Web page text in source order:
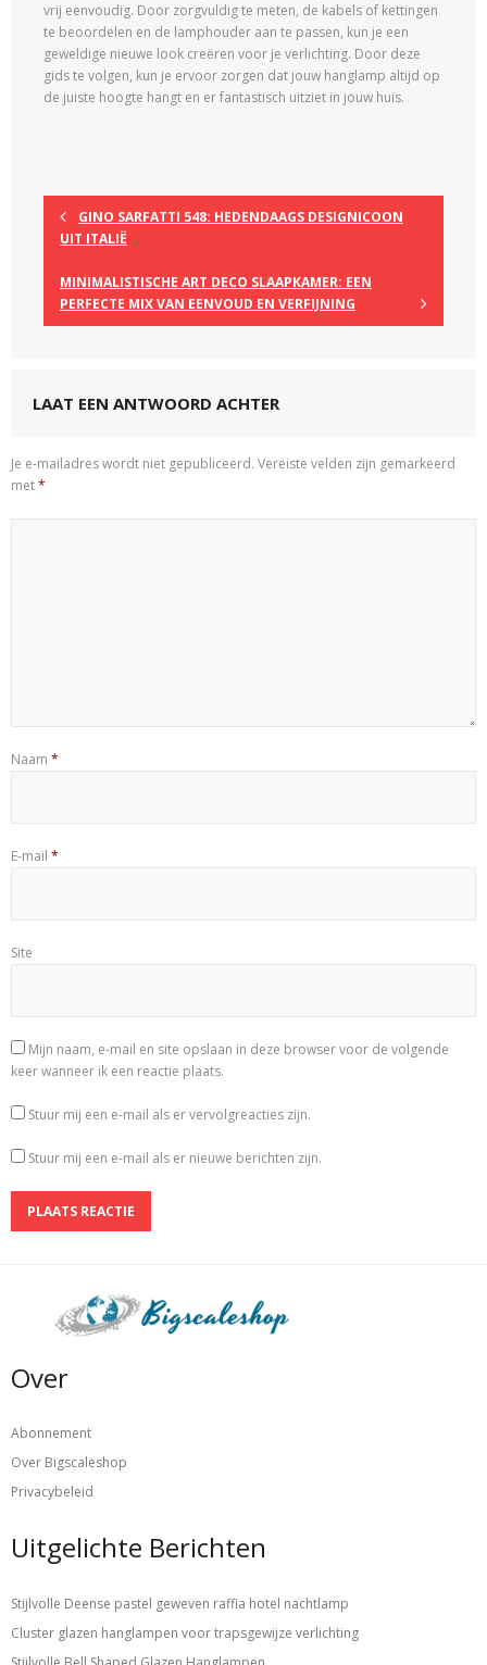
vrij eenvoudig. Door zorgvuldig te meten, de kabels of kettingen
te beoordelen en de lamphouder aan te passen, kun je een
geweldige nieuwe look creëren voor je verlichting. Door deze
gids te volgen, kun je ervoor zorgen dat jouw hanglamp altijd op
de juiste hoogte hangt en er fantastisch uitziet in jouw huis.
GINO SARFATTI 548: HEDENDAAGS DESIGNICOON
UIT ITALIË
MINIMALISTISCHE ART DECO SLAAPKAMER: EEN
PERFECTE MIX VAN EENVOUD EN VERFIJNING
LAAT EEN ANTWOORD ACHTER
Je e-mailadres wordt niet gepubliceerd. Vereiste velden zijn gemarkeerd
met*
Naam *
E-mail *
Site
Mijn naam, e-mail en site opslaan in deze browser voor de volgende
keer wanneer ik een reactie plaats.
Stuur mij een e-mail als er vervolgreacties zijn.
Stuur mij een e-mail als er nieuwe berichten zijn.
Over
Abonnement
Over Bigscaleshop
Privacybeleid
Uitgelichte Berichten
Stijlvolle Deense pastel geweven raffia hotel nachtlamp
Cluster glazen hanglampen voor trapsgewijze verlichting